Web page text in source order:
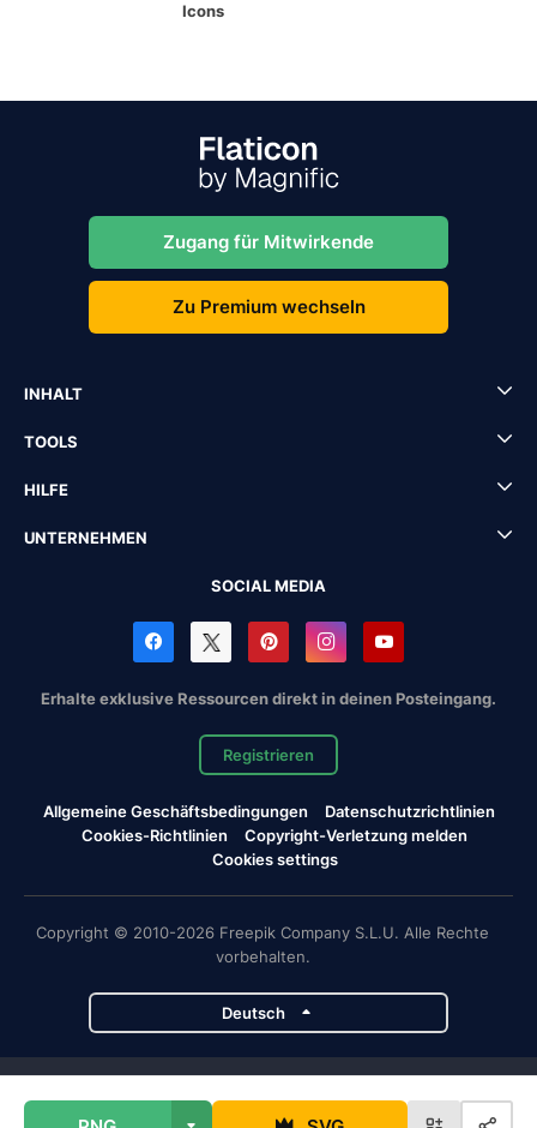
Icons
Zugang für Mitwirkende
Zu Premium wechseln
INHALT
TOOLS
HILFE
UNTERNEHMEN
SOCIAL MEDIA
Erhalte exklusive Ressourcen direkt in deinen Posteingang.
Registrieren
Allgemeine Geschäftsbedingungen
Datenschutzrichtlinien
Cookies-Richtlinien
Copyright-Verletzung melden
Cookies settings
Copyright © 2010-2026 Freepik Company S.L.U. Alle Rechte
vorbehalten.
Deutsch